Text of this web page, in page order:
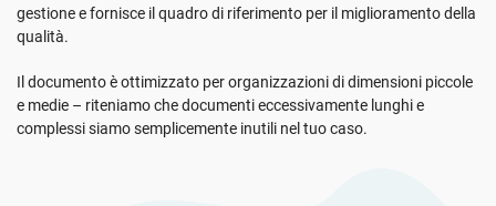
NIS2
DORA
Per tipo
Da dove cominciare
Settori
Consulenti
Chi Siamo
gestione e fornisce il quadro di riferimento per il miglioramento della
qualità.
Il documento è ottimizzato per organizzazioni di dimensioni piccole
e medie – riteniamo che documenti eccessivamente lunghi e
complessi siamo semplicemente inutili nel tuo caso.